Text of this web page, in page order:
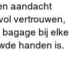
aandacht
vertrouwen,
bij elke
handen is.